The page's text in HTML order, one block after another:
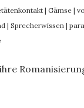
| Gämse |
| Sprecherwissen |